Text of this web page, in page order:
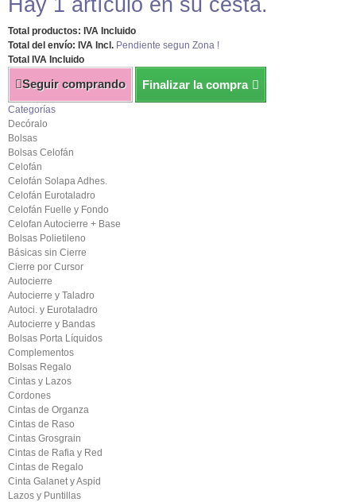
Hay 1 artículo en su cesta.
Total productos: IVA Incluido
Total del envío: IVA Incl. Pendiente segun Zona !
Total IVA Incluido
Seguir comprando Finalizar la compra
Categorías
Decóralo
Bolsas
Bolsas Celofán
Celofán
Celofán Solapa Adhes.
Celofán Eurotaladro
Celofán Fuelle y Fondo
Celofan Autocierre + Base
Bolsas Polietileno
Básicas sin Cierre
Cierre por Cursor
Autocierre
Autocierre y Taladro
Autoci. y Eurotaladro
Autocierre y Bandas
Bolsas Porta Líquidos
Complementos
Bolsas Regalo
Cintas y Lazos
Cordones
Cintas de Organza
Cintas de Raso
Cintas Grosgrain
Cintas de Rafia y Red
Cintas de Regalo
Cinta Galanet y Aspid
Lazos y Puntillas